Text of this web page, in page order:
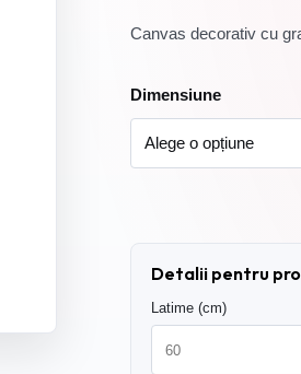
69.00 lei
239.00 lei
Canvas decorativ cu
Dimensiune
Detalii pentru
Latime (cm)